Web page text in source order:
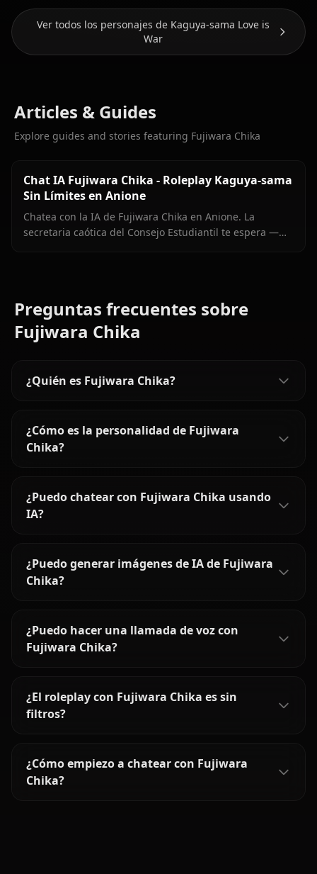
Ver todos los personajes de Kaguya-sama Love is
War
Articles & Guides
Explore guides and stories featuring Fujiwara Chika
Chat IA Fujiwara Chika - Roleplay Kaguya-sama
Sin Límites en Anione
Chatea con la IA de Fujiwara Chika en Anione. La
secretaria caótica del Consejo Estudiantil te espera —
Preguntas frecuentes sobre
Fujiwara Chika
¿Quién es Fujiwara Chika?
¿Cómo es la personalidad de Fujiwara
Chika?
¿Puedo chatear con Fujiwara Chika usando
IA?
¿Puedo generar imágenes de IA de Fujiwara
Chika?
¿Puedo hacer una llamada de voz con
Fujiwara Chika?
¿El roleplay con Fujiwara Chika es sin
filtros?
¿Cómo empiezo a chatear con Fujiwara
Chika?